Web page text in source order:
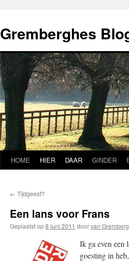
de
inhoud
Gremberghes
HOME HIER DAAR GINDER
← Tijdgeest?
Een lans voor Frans
Geplaatst op8 juni 2011 doorvan
Ik ga even een
goesting in